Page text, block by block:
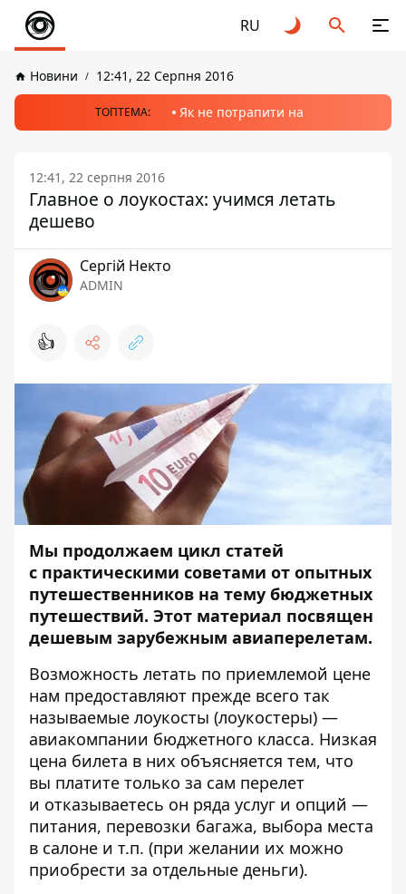
RU
Новини 12:41, 22 Серпня 2016
ТОПТЕМА: Як не потрапити на
12:41, 22 серпня 2016
Главное о лоукостах: учимся летать
дешево
Сергій Некто
ADMIN
👍
Мы продолжаем цикл статей
с практическими советами от опытных
путешественников на тему бюджетных
путешествий. Этот материал посвящен
дешевым зарубежным авиаперелетам.
Возможность летать по приемлемой цене
нам предоставляют прежде всего так
называемые лоукосты (лоукостеры) —
авиакомпании бюджетного класса. Низкая
цена билета в них объясняется тем, что
вы платите только за сам перелет
и отказываетесь он ряда услуг и опций —
питания, перевозки багажа, выбора места
в салоне и т.п. (при желании их можно
приобрести за отдельные деньги).